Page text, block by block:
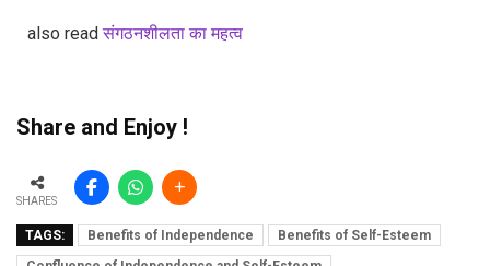
also readसंगठनशीलता का महत्व
Share and Enjoy !
SHARES
TAGS: Benefits of Independence
Benefits of Self-Esteem